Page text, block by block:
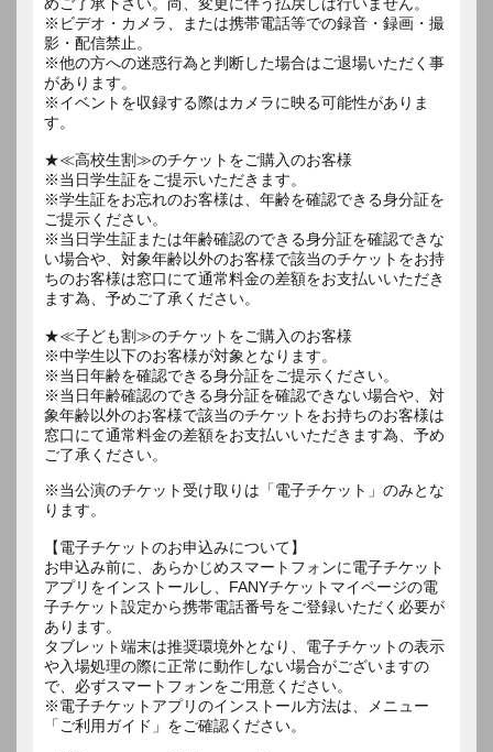
※ビデオ・カメラ、または携帯電話等での録音・録画・撮
影・配信禁止。
※他の方への迷惑行為と判断した場合はご退場いただく事
があります。
※イベントを収録する際はカメラに映る可能性がありま
す。
★≪高校生割≫のチケットをご購入のお客様
※当日学生証をご提示いただきます。
※学生証をお忘れのお客様は、年齢を確認できる身分証を
ご提示ください。
※当日学生証または年齢確認のできる身分証を確認できな
い場合や、対象年齢以外のお客様で該当のチケットをお持
ちのお客様は窓口にて通常料金の差額をお支払いいただき
ます為、予めご了承ください。
★≪子ども割≫のチケットをご購入のお客様
※中学生以下のお客様が対象となります。
※当日年齢を確認できる身分証をご提示ください。
※当日年齢確認のできる身分証を確認できない場合や、対
象年齢以外のお客様で該当のチケットをお持ちのお客様は
窓口にて通常料金の差額をお支払いいただきます為、予め
ご了承ください。
※当公演のチケット受け取りは「電子チケット」のみとな
ります。
【電子チケットのお申込みについて】
お申込み前に、あらかじめスマートフォンに電子チケット
アプリをインストールし、FANYチケットマイページの電
子チケット設定から携帯電話番号をご登録いただく必要が
あります。
タブレット端末は推奨環境外となり、電子チケットの表示
や入場処理の際に正常に動作しない場合がございますの
で、必ずスマートフォンをご用意ください。
※電子チケットアプリのインストール方法は、メニュー
「ご利用ガイド」をご確認ください。